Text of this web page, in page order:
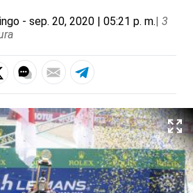
- sep. 20, 2020 | 05:21 p. m.| 3